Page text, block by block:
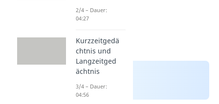
2/4 – Dauer:
04:27
Kurzzeitgedä
chtnis und
Langzeitged
ächtnis
3/4 – Dauer:
04:56